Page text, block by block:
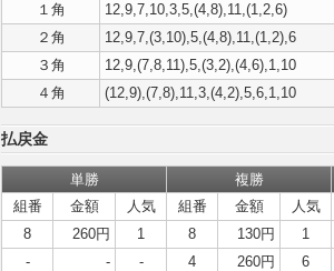
１角
12,9,7,10,3,5,(4,8),11,(1,2,6)
２角
12,9,7,(3,10),5,(4,8),11,(1,2),6
３角
12,9,(7,8,11),5,(3,2),(4,6),1,10
４角
(12,9),(7,8),11,3,(4,2),5,6,1,10
払戻金
単勝
複勝
組番
金額 人気 組番 金額
人気
8
260円 1 8 130円
1
-
- - 4 260円
6